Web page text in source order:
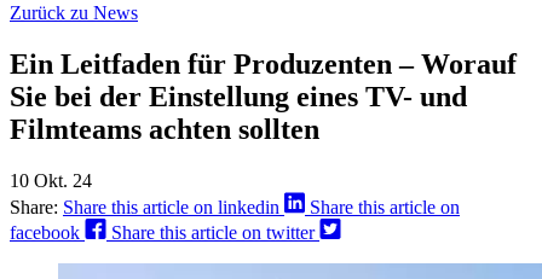
Zurück zu News
Ein Leitfaden für Produzenten – Worauf
Sie bei der Einstellung eines TV- und
Filmteams achten sollten
10 Okt. 24
Share: Share this article on linkedin
Share this article on
facebook
Share this article on twitter